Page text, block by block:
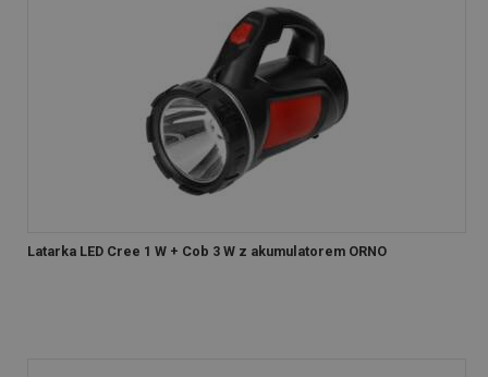
Latarka LED Cree 1 W + Cob 3 W z akumulatorem ORNO